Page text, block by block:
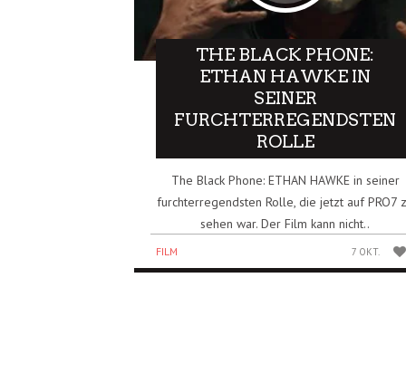
THE BLACK PHONE:
ETHAN HAWKE IN
SEINER
FURCHTERREGENDSTEN
ROLLE
The Black Phone: ETHAN HAWKE in seiner
furchterregendsten Rolle, die jetzt auf PRO7
sehen war. Der Film kann nicht..
FILM 7 OKT.